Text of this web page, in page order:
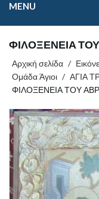
MENU
ΦΙΛΟΞΕΝΕΙΑ
Αρχική σελίδα /
Ομάδα Άγιοι / ΑΓΙΑ
ΦΙΛΟΞΕΝΕΙΑ ΤΟΥ